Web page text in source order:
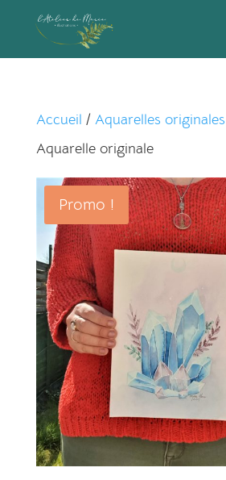
Accueil / Aquarelles originales
Aquarelle originale
Promo !